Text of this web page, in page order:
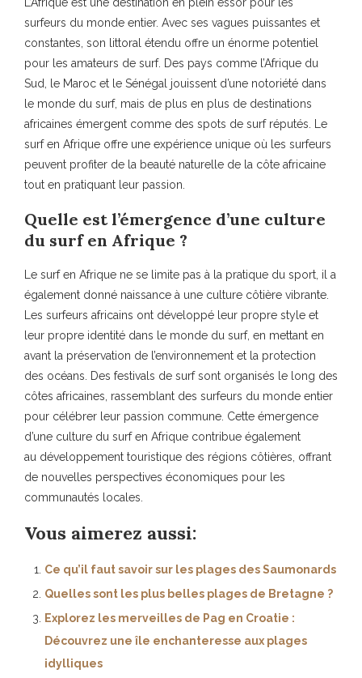
L’Afrique est une destination en plein essor pour les
surfeurs du monde entier. Avec ses vagues puissantes et
constantes, son littoral étendu offre un énorme potentiel
pour les amateurs de surf. Des pays comme l’Afrique du
Sud, le Maroc et le Sénégal jouissent d’une notoriété dans
le monde du surf, mais de plus en plus de destinations
africaines émergent comme des spots de surf réputés. Le
surf en Afrique offre une expérience unique où les surfeurs
peuvent profiter de la beauté naturelle de la côte africaine
tout en pratiquant leur passion.
Quelle est l’émergence d’une culture
du surf en Afrique ?
Le surf en Afrique ne se limite pas à la pratique du sport, il a
également donné naissance à une culture côtière vibrante.
Les surfeurs africains ont développé leur propre style et
leur propre identité dans le monde du surf, en mettant en
avant la préservation de l’environnement et la protection
des océans. Des festivals de surf sont organisés le long des
côtes africaines, rassemblant des surfeurs du monde entier
pour célébrer leur passion commune. Cette émergence
d’une culture du surf en Afrique contribue également
au développement touristique des régions côtières, offrant
de nouvelles perspectives économiques pour les
communautés locales.
Vous aimerez aussi:
Ce qu’il faut savoir sur les plages des Saumonards
Quelles sont les plus belles plages de Bretagne ?
Explorez les merveilles de Pag en Croatie :
Découvrez une île enchanteresse aux plages
idylliques